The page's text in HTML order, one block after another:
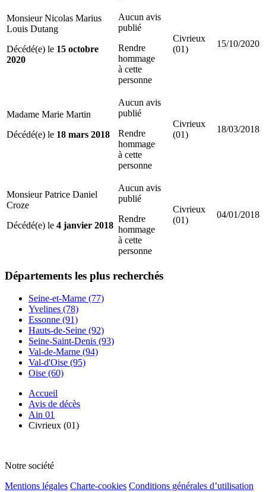
Monsieur Nicolas Marius
Louis Dutang
Décédé(e) le 15 octobre
2020
Aucun avis
publié
Rendre
hommage
à cette
personne
Civrieux
(01)
15/10/2020
Madame Marie Martin
Décédé(e) le 18 mars 2018
Aucun avis
publié
Rendre
hommage
à cette
personne
Civrieux
(01)
18/03/2018
Monsieur Patrice Daniel
Croze
Décédé(e) le 4 janvier 2018
Aucun avis
publié
Rendre
hommage
à cette
personne
Civrieux
(01)
04/01/2018
Départements les plus recherchés
Seine-et-Marne (77)
Yvelines (78)
Essonne (91)
Hauts-de-Seine (92)
Seine-Saint-Denis (93)
Val-de-Marne (94)
Val-d'Oise (95)
Oise (60)
Accueil
Avis de décès
Ain 01
Civrieux (01)
Notre société
Mentions légales Charte-cookies Conditions générales d’utilisation